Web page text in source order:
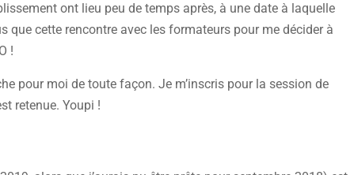
ont lieu peu de temps après, à une date à laquelle
que cette rencontre avec les formateurs pour me décider à
!
pour moi de toute façon. Je m’inscris pour la session de
retenue. Youpi !